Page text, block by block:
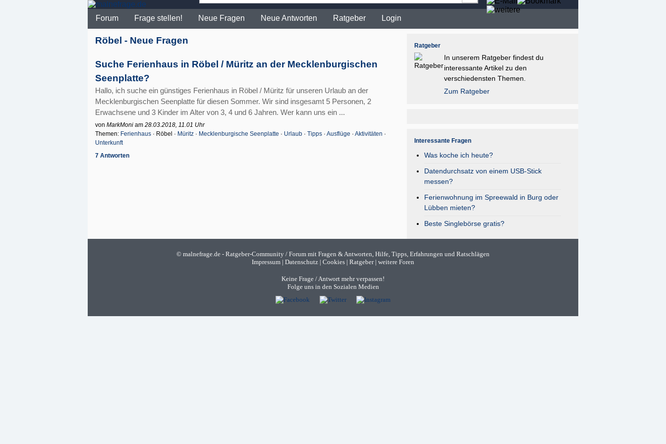
Forum Frage stellen! Neue Fragen Neue Antworten Ratgeber Login
Röbel - Neue Fragen
Suche Ferienhaus in Röbel / Müritz an der Mecklenburgischen
Seenplatte?
Hallo, ich suche ein günstiges Ferienhaus in Röbel / Müritz für unseren Urlaub an der
Mecklenburgischen Seenplatte für diesen Sommer. Wir sind insgesamt 5 Personen, 2
Erwachsene und 3 Kinder im Alter von 3, 4 und 6 Jahren. Wer kann uns ein ...
von MarkMoni am 28.03.2018, 11.01 Uhr
Themen: Ferienhaus · Röbel · Müritz · Mecklenburgische Seenplatte · Urlaub · Tipps · Ausflüge · Aktivitäten ·
Unterkunft
7 Antworten
Ratgeber
In unserem Ratgeber findest du
interessante Artikel zu den
verschiedensten Themen.
Zum Ratgeber
Interessante Fragen
Was koche ich heute?
Datendurchsatz von einem USB-Stick
messen?
Ferienwohnung im Spreewald in Burg oder
Lübben mieten?
Beste Singlebörse gratis?
© malnefrage.de - Ratgeber-Community / Forum mit Fragen & Antworten, Hilfe, Tipps, Erfahrungen und Ratschlägen
Impressum | Datenschutz | Cookies | Ratgeber| weitere Foren
Keine Frage / Antwort mehr verpassen!
Folge uns in den Sozialen Medien